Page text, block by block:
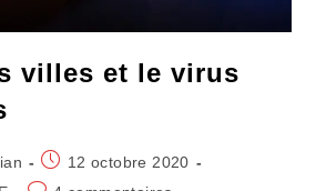
villes et le virus
Publication
publiée :
12 octobre 2020